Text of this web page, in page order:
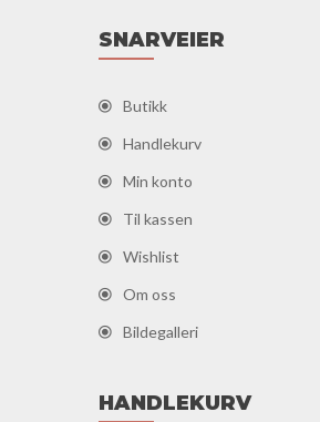
SNARVEIER
Butikk
Handlekurv
Min konto
Til kassen
Wishlist
Om oss
Bildegalleri
HANDLEKURV